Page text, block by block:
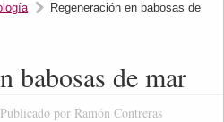
Regeneración en babosas de
babosas de mar
Publicado por Ramón Contreras